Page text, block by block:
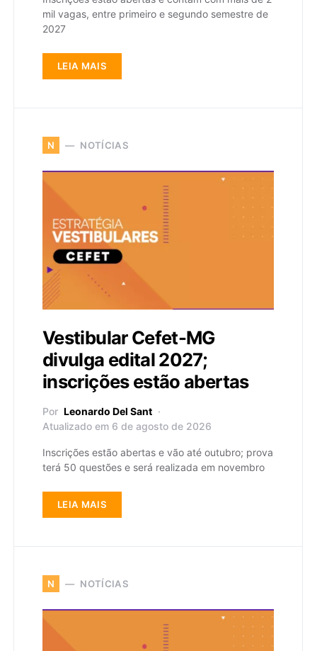
mil vagas, entre primeiro e segundo semestre de
2027
LEIA MAIS
N NOTÍCIAS
Vestibular Cefet-MG
divulga edital 2027;
inscrições estão abertas
Por Leonardo Del Sant
Atualizado em 6 de agosto de 2026
Inscrições estão abertas e vão até outubro; prova
terá 50 questões e será realizada em novembro
LEIA MAIS
N NOTÍCIAS